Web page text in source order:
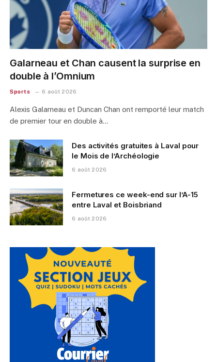
Galarneau et Chan causent la surprise en
double à l’Omnium
Sports 6 août 2026
Alexis Galarneau et Duncan Chan ont remporté leur match
de premier tour en double à…
Des activités gratuites à Laval pour
le Mois de l’Archéologie
6 août 2026
Fermetures ce week-end sur l’A-15
entre Laval et Boisbriand
6 août 2026